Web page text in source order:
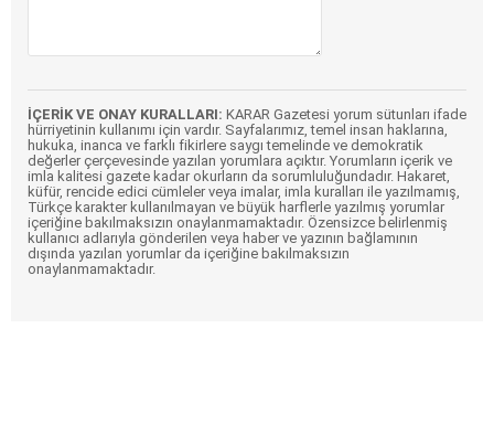
İÇERİK VE ONAY KURALLARI: KARAR Gazetesi yorum sütunları ifade
hürriyetinin kullanımı için vardır. Sayfalarımız, temel insan haklarına,
hukuka, inanca ve farklı fikirlere saygı temelinde ve demokratik
değerler çerçevesinde yazılan yorumlara açıktır. Yorumların içerik ve
imla kalitesi gazete kadar okurların da sorumluluğundadır. Hakaret,
küfür, rencide edici cümleler veya imalar, imla kuralları ile yazılmamış,
Türkçe karakter kullanılmayan ve büyük harflerle yazılmış yorumlar
içeriğine bakılmaksızın onaylanmamaktadır. Özensizce belirlenmiş
kullanıcı adlarıyla gönderilen veya haber ve yazının bağlamının
dışında yazılan yorumlar da içeriğine bakılmaksızın
onaylanmamaktadır.